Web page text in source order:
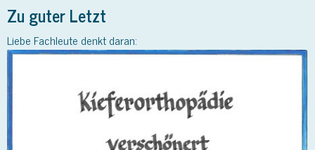
Zu guter Letzt
Liebe Fachleute denkt daran: